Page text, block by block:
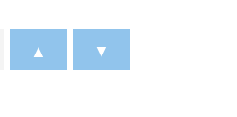
▲ ▼